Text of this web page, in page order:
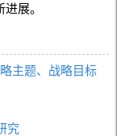
展。
主题、战略目标
究